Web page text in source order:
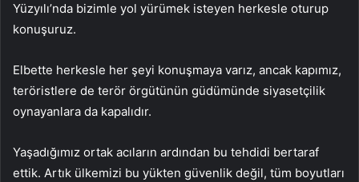
Yüzyılı’nda bizimle yol yürümek isteyen herkesle oturup
konuşuruz.
Elbette herkesle her şeyi konuşmaya varız, ancak kapımız,
teröristlere de terör örgütünün güdümünde siyasetçilik
oynayanlara da kapalıdır.
Yaşadığımız ortak acıların ardından bu tehdidi bertaraf
ettik. Artık ülkemizi bu yükten güvenlik değil, tüm boyutları